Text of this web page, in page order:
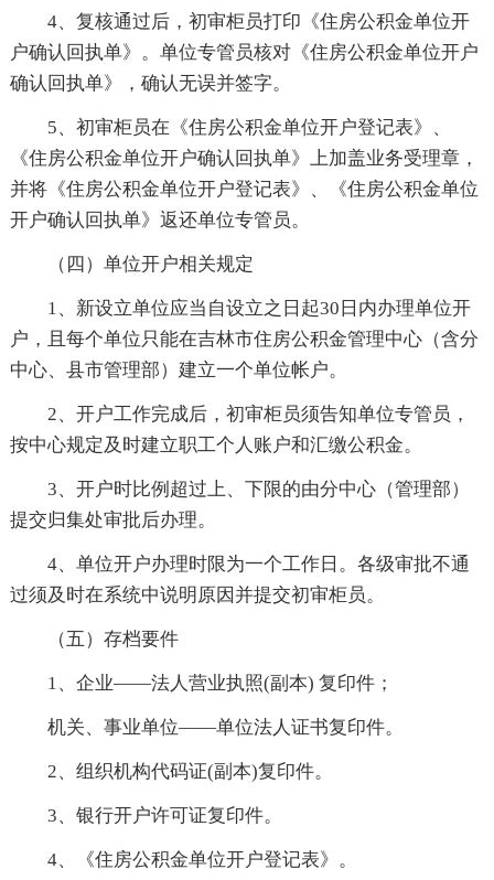
4、复核通过后，初审柜员打印《住房公积金单位开
户确认回执单》。单位专管员核对《住房公积金单位开户
确认回执单》，确认无误并签字。
5、初审柜员在《住房公积金单位开户登记表》、
《住房公积金单位开户确认回执单》上加盖业务受理章，
并将《住房公积金单位开户登记表》、《住房公积金单位
开户确认回执单》返还单位专管员。
（四）单位开户相关规定
1、新设立单位应当自设立之日起30日内办理单位开
户，且每个单位只能在吉林市住房公积金管理中心（含分
中心、县市管理部）建立一个单位帐户。
2、开户工作完成后，初审柜员须告知单位专管员，
按中心规定及时建立职工个人账户和汇缴公积金。
3、开户时比例超过上、下限的由分中心（管理部）
提交归集处审批后办理。
4、单位开户办理时限为一个工作日。各级审批不通
过须及时在系统中说明原因并提交初审柜员。
（五）存档要件
1、企业——法人营业执照(副本) 复印件；
机关、事业单位——单位法人证书复印件。
2、组织机构代码证(副本)复印件。
3、银行开户许可证复印件。
4、《住房公积金单位开户登记表》。